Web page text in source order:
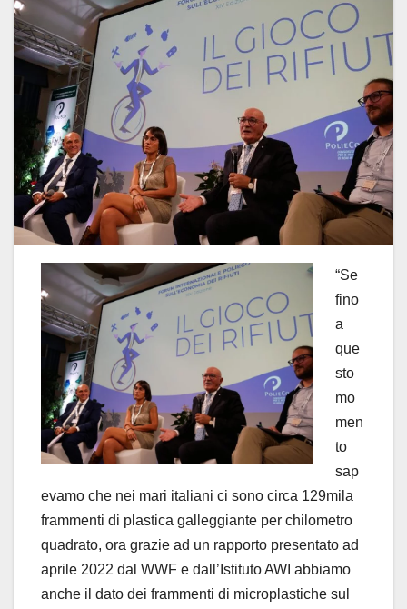
“Se
fino
a
que
sto
mo
men
to
sap
evamo che nei mari italiani ci sono circa 129mila
frammenti di plastica galleggiante per chilometro
quadrato, ora grazie ad un rapporto presentato ad
aprile 2022 dal WWF e dall’Istituto AWI abbiamo
anche il dato dei frammenti di microplastiche sul